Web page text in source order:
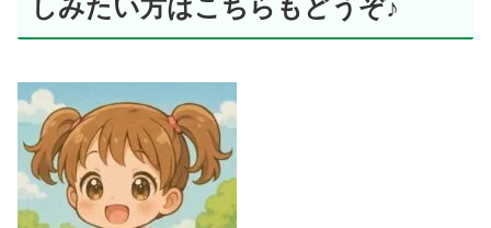
しみたい方はこちらもどうぞ♪